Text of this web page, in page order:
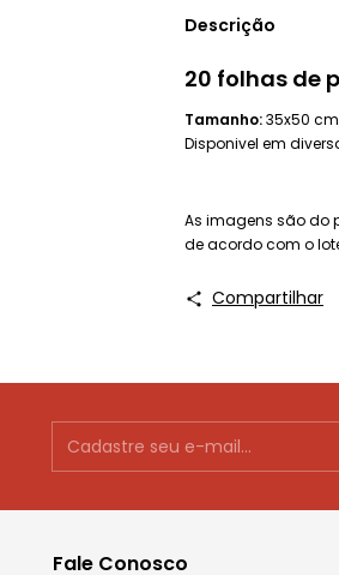
Descrição
20 folhas de
Tamanho:35x50 cm
Disponivel em
As imagens são do
de acordo com o
Compartilhar
Fale Conosco